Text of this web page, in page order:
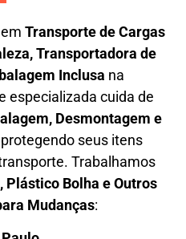
Transporte de Cargas
,Transportadora de
Inclusa na
especializada cuida de
Desmontagem e
protegendo seus itens
Trabalhamos
Plástico Bolha e Outros
Mudanças: